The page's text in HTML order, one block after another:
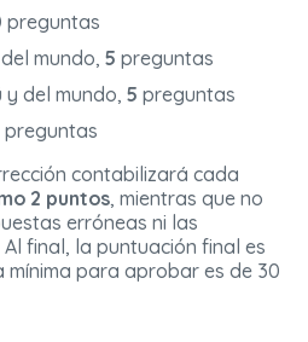
preguntas
mundo, 5 preguntas
del mundo, 5 preguntas
preguntas
contabilizará cada
2 puntos, mientras que no
erróneas ni las
final, la puntuación final es
para aprobar es de 30